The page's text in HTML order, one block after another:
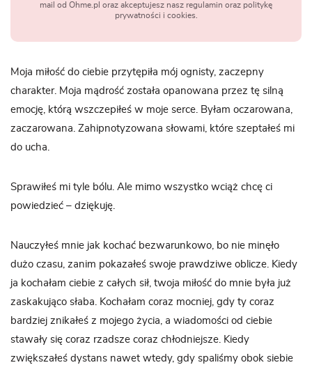
mail od Ohme.pl oraz akceptujesz nasz regulamin oraz politykę
prywatności i cookies.
Moja miłość do ciebie przytępiła mój ognisty, zaczepny
charakter. Moja mądrość została opanowana przez tę silną
emocję, którą wszczepiłeś w moje serce. Byłam oczarowana,
zaczarowana. Zahipnotyzowana słowami, które szeptałeś mi
do ucha.
Sprawiłeś mi tyle bólu. Ale mimo wszystko wciąż chcę ci
powiedzieć – dziękuję.
Nauczyłeś mnie jak kochać bezwarunkowo, bo nie minęło
dużo czasu, zanim pokazałeś swoje prawdziwe oblicze. Kiedy
ja kochałam ciebie z całych sił, twoja miłość do mnie była już
zaskakująco słaba. Kochałam coraz mocniej, gdy ty coraz
bardziej znikałeś z mojego życia, a wiadomości od ciebie
stawały się coraz rzadsze coraz chłodniejsze. Kiedy
zwiększałeś dystans nawet wtedy, gdy spaliśmy obok siebie